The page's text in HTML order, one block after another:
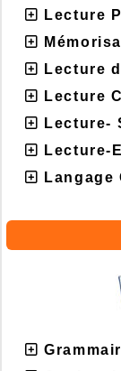
Lecture
Lecture
Lecture
Lecture-
Lecture-
Langage